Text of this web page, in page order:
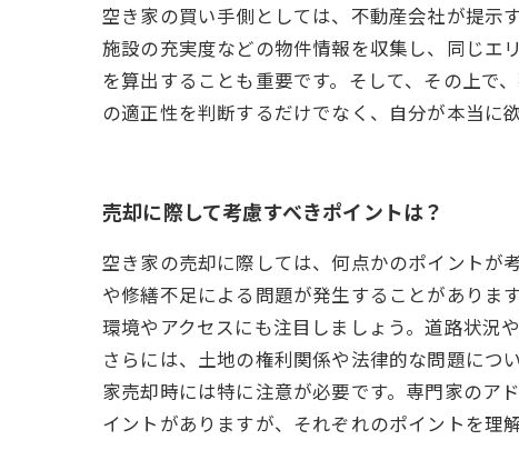
空き家の買い手側としては、不動産会社が提示
施設の充実度などの物件情報を収集し、同じエ
を算出することも重要です。そして、その上で
の適正性を判断するだけでなく、自分が本当に
売却に際して考慮すべきポイントは？
空き家の売却に際しては、何点かのポイントが
や修繕不足による問題が発生することがありま
環境やアクセスにも注目しましょう。道路状況
さらには、土地の権利関係や法律的な問題につ
家売却時には特に注意が必要です。専門家のア
イントがありますが、それぞれのポイントを理